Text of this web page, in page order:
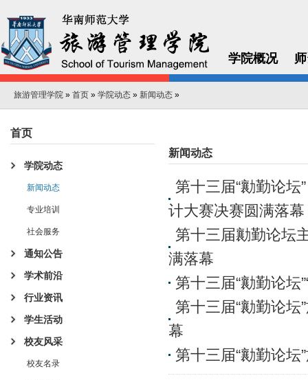
学院概况
旅游管理学院 » 首页 » 学院动态 » 新闻动态 »
首页
学院动态
新闻动态
专业培训
社会服务
通知公告
学术前沿
行业资讯
学生活动
校友风采
校友名录
新闻动态
第十三届“勷勤论坛
计大赛决赛圆满落幕
第十三届勷勤论坛
满落幕
第十三届“勷勤论坛
第十三届“勷勤论
幕
第十三届“勷勤论